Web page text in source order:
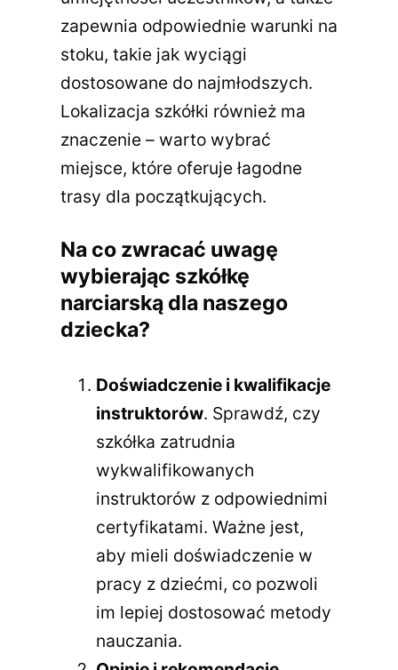
zapewnia odpowiednie warunki na
stoku, takie jak wyciągi
dostosowane do najmłodszych.
Lokalizacja szkółki również ma
znaczenie – warto wybrać
miejsce, które oferuje łagodne
trasy dla początkujących.
Na co zwracać uwagę
wybierając szkółkę
narciarską dla naszego
dziecka?
Doświadczenie i kwalifikacje
instruktorów. Sprawdź, czy
szkółka zatrudnia
wykwalifikowanych
instruktorów z odpowiednimi
certyfikatami. Ważne jest,
aby mieli doświadczenie w
pracy z dziećmi, co pozwoli
im lepiej dostosować metody
nauczania.